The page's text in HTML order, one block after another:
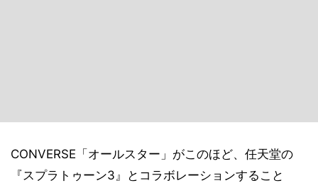
CONVERSE「オールスター」がこのほど、任天堂の
『スプラトゥーン3』とコラボレーションすること